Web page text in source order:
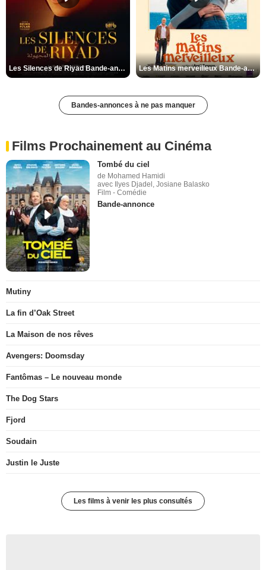
Les Silences de Riyad Bande-annonce VO STFR Les Matins merveilleux Bande-annonce VF
Bandes-annonces à ne pas manquer
Films Prochainement au Cinéma
Tombé du ciel
de Mohamed Hamidi
avec Ilyes Djadel, Josiane Balasko
Film - Comédie
Bande-annonce
Mutiny
La fin d’Oak Street
La Maison de nos rêves
Avengers: Doomsday
Fantômas – Le nouveau monde
The Dog Stars
Fjord
Soudain
Justin le Juste
Les films à venir les plus consultés